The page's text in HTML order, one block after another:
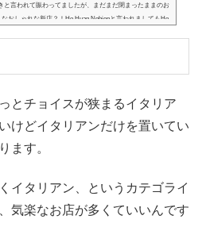
と言われて賑わってましたが、まだまだ閉まったままのお
おしゃれな新店？！Ho Huan Nghiepと言われましてもHo
のホテルがグリーンたくさんの外装デザインなので、そ
とチョイスが狭まるイタリア
けどイタリアンだけを置いてい
ます。
イタリアン、というカテゴライ
気楽なお店が多くていいんです